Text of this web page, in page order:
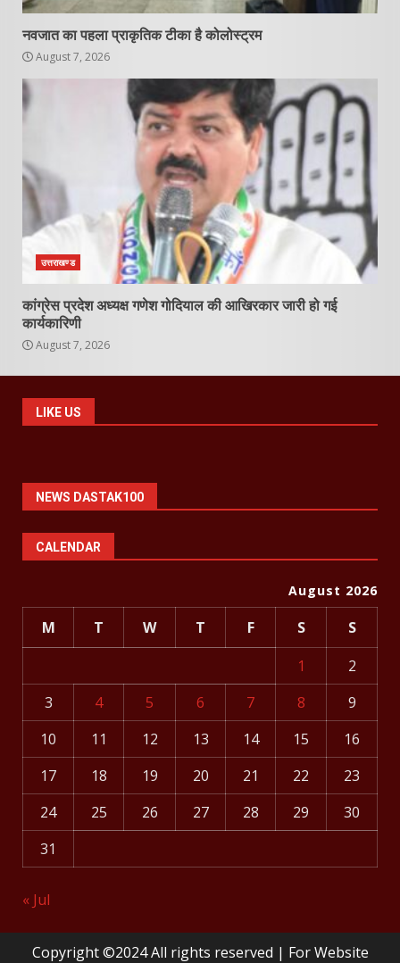
नवजात का पहला प्राकृतिक टीका है कोलोस्ट्रम
August 7, 2026
उत्तराखण्ड
कांग्रेस प्रदेश अध्यक्ष गणेश गोदियाल की आखिरकार जारी हो गई
कार्यकारिणी
August 7, 2026
LIKE US
NEWS DASTAK100
CALENDAR
August 2026
M T W T F S
S
1
2
3
4 5 6 7 8
9
10
11 12 13 14 15
16
17
18 19 20 21 22
23
24
25 26 27 28 29
30
31
« Jul
Copyright ©2024 All rights reserved | For Website